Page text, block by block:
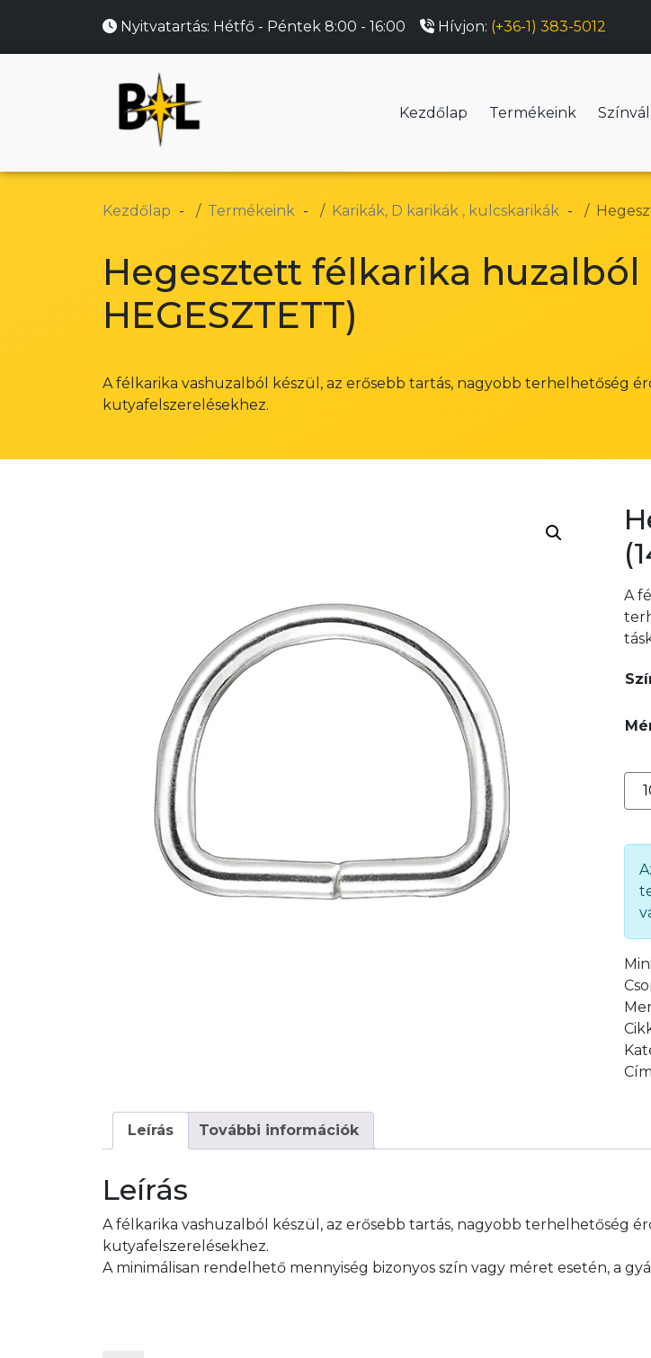
Nyitvatartás: Hétfő - Péntek 8:00 - 16:00 Hívjon: (+36-1) 383-5012
Kezdőlap Termékeink
Kezdőlap Termékeink Karikák, D karikák , kulcskarikák
Hegesztett félkarika huzalból
HEGESZTETT)
A félkarika vashuzalból készül, az erősebb tartás, nagyobb terhelhetőség
kutyafelszerelésekhez.
A
(14-
50
Leírás További információk
Leírás
A félkarika vashuzalból készül, az erősebb tartás, nagyobb terhelhetőség
kutyafelszerelésekhez.
A minimálisan rendelhető mennyiség bizonyos szín vagy méret esetén, a